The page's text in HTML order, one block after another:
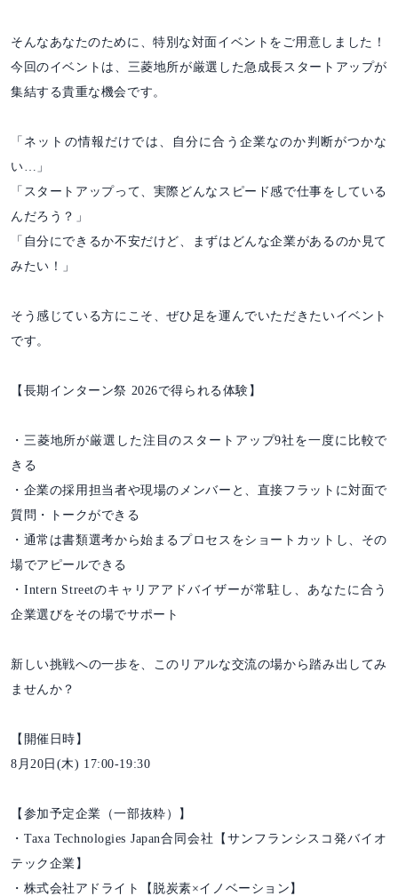
そんなあなたのために、特別な対面イベントをご用意しました！
今回のイベントは、三菱地所が厳選した急成長スタートアップが
集結する貴重な機会です。
「ネットの情報だけでは、自分に合う企業なのか判断がつかな
い…」
「スタートアップって、実際どんなスピード感で仕事をしている
んだろう？」
「自分にできるか不安だけど、まずはどんな企業があるのか見て
みたい！」
そう感じている方にこそ、ぜひ足を運んでいただきたいイベント
です。
【長期インターン祭 2026で得られる体験】
・三菱地所が厳選した注目のスタートアップ9社を一度に比較で
きる
・企業の採用担当者や現場のメンバーと、直接フラットに対面で
質問・トークができる
・通常は書類選考から始まるプロセスをショートカットし、その
場でアピールできる
・Intern Streetのキャリアアドバイザーが常駐し、あなたに合う
企業選びをその場でサポート
新しい挑戦への一歩を、このリアルな交流の場から踏み出してみ
ませんか？
【開催日時】
8月20日(木) 17:00-19:30
【参加予定企業（一部抜粋）】
・Taxa Technologies Japan合同会社【サンフランシスコ発バイオ
テック企業】
・株式会社アドライト【脱炭素×イノベーション】